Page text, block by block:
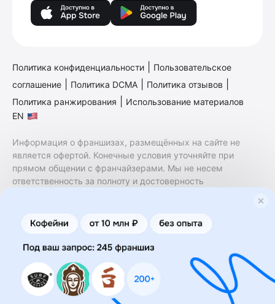
Политика конфиденциальности
Пользовательское
соглашение
Политика DCMA Политика отзывов
Политика ранжирования
Использование материалов
EN
Информация о франшизах, размещённых на сайте не
является офертой. Конечные условия уточняйте при
прямом общении с франчайзерами. Мы не несем
ответственность за полноту и достоверность
финансовые услуги. Заключение договоров
коммерческой концессии (франчайзинга) осуществляется
правообладателями/их представителями. Бизнесменс.ру
не является посредником или представителем
правообладателя и не несет ответственность за условия
предоставления франшизы и действия лиц,
осуществленные на основании информации, имеющейся